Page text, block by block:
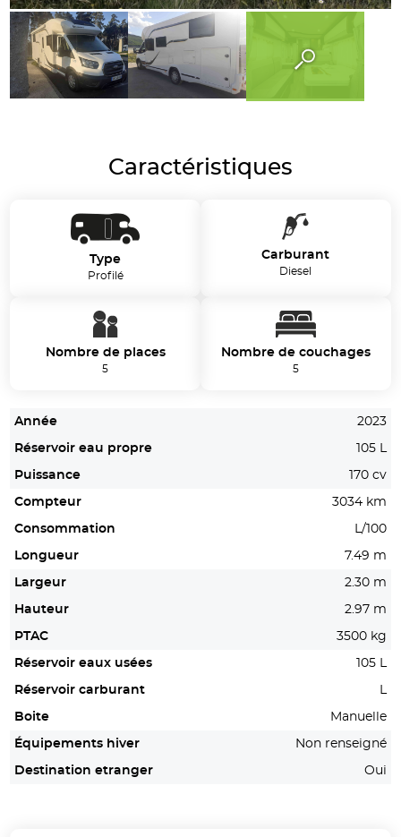
Caractéristiques
Type
Profilé
Carburant
Diesel
Nombre de places
5
Nombre de couchages
5
Année 2023
Réservoir eau propre 105 L
Puissance 170 cv
Compteur 3034 km
Consommation L/100
Longueur 7.49 m
Largeur 2.30 m
Hauteur 2.97 m
PTAC 3500 kg
Réservoir eaux usées 105 L
Réservoir carburant L
Boite Manuelle
Équipements hiver Non renseigné
Destination etranger Oui